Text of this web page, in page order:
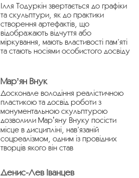
Ілля Тодуркін звертається до графіки
та скульптури, як до практики
створення артефактів, що
відображають відчуття або
міркування, мають властивості пам’яті
та стають носіями особистого досвіду
Марʼян Внук
Досконале володіння реалістичною
пластикою та досвід роботи з
монументальною скульптурою
дозволили Марʼяну Внуку посісти
місце в дисципліні, нав’язаній
соцреалізмом, одним із провідних
творців якого він став
Денис-Лев Іванцев